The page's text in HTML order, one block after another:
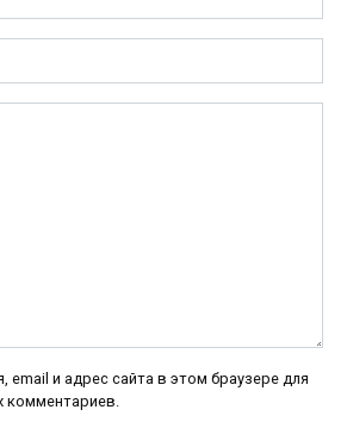
email и адрес сайта в этом браузере для
комментариев.